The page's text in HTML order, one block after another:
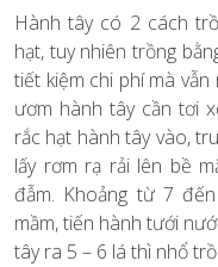
Hành tây có 2 cách
hạt, tuy nhiên trồng
tiết kiệm chi phí mà
ươm hành tây cần tơi
rắc hạt hành tây vào,
lấy rơm rạ rải lên bề
đẫm. Khoảng từ 7
mầm, tiến hành tưới
tây ra 5 – 6 lá thì nhổ